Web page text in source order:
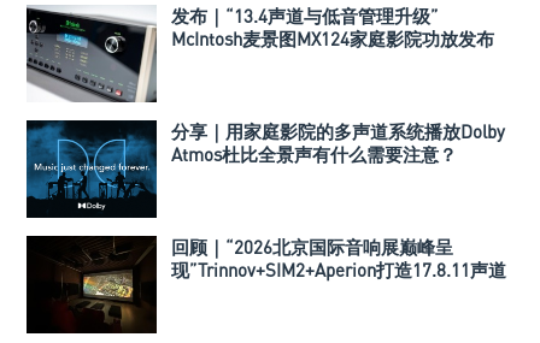
发布｜“13.4声道与低音管理升级”
McIntosh麦景图MX124家庭影院功放发布
分享｜用家庭影院的多声道系统播放Dolby
Atmos杜比全景声有什么需要注意？
回顾｜“2026北京国际音响展巅峰呈
现”Trinnov+SIM2+Aperion打造17.8.11声道